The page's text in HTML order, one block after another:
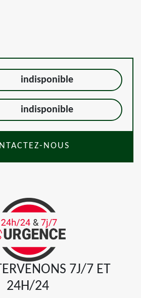
indisponible
indisponible
NOUS
7J/7 ET
24H/24